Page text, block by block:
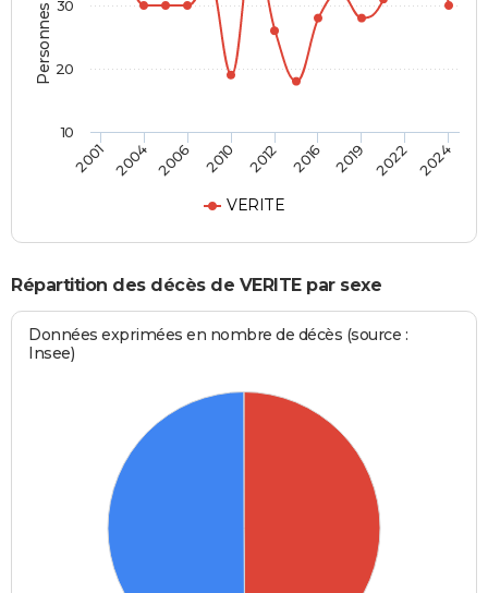
VERITE
2001 2004 2006 2010 2012 2016 2019 2022 2024
10
20
30
Répartition des décès de VERITE par sexe
Données exprimées en nombre de décès (source :
Insee)